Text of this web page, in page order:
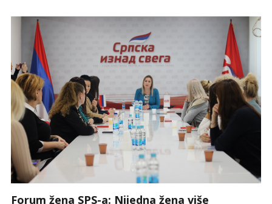
Forum žena SPS-a: Nijedna žena više